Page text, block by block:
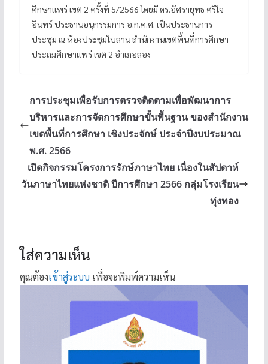
ศึกษาแพร่ เขต 2 ครั้งที่ 5/2566 โดยมี ดร.อัศรายุทธ ศรีใจ
อินทร์ ประธานอนุกรรมการ อ.ก.ค.ศ. เป็นประธานการ
ประชุม ณ ห้องประชุมใบลาน สำนักงานเขตพื้นที่การศึกษา
ประถมศึกษาแพร่ เขต 2 อำเภอลอง
การประชุมเพื่อรับการตรวจติดตามเพื่อพัฒนาการ
บริหารและการจัดการศึกษาขั้นพื้นฐาน ของสำนักงาน
เขตพื้นที่การศึกษา เชิงประจักษ์ ประจำปีงบประมาณ
พ.ศ. 2566
เปิดกิจกรรมโครงการรักษ์ภาษาไทย เนื่องในสัปดาห์
วันภาษาไทยแห่งชาติ ปีการศึกษา 2566 กลุ่มโรงเรียน
ทุ่งทอง
ใส่ความเห็น
คุณต้องเข้าสู่ระบบ เพื่อจะพิมพ์ความเห็น